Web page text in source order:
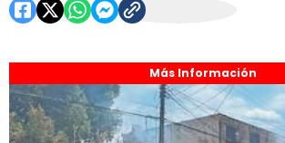
Más Información